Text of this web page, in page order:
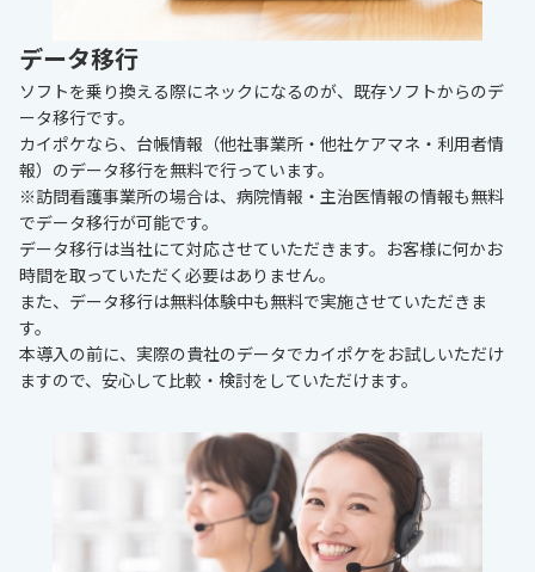
データ移行
ソフトを乗り換える際にネックになるのが、既存ソフトからのデ
ータ移行です。
カイポケなら、台帳情報（他社事業所・他社ケアマネ・利用者情
報）のデータ移行を無料で行っています。
※訪問看護事業所の場合は、病院情報・主治医情報の情報も無料
でデータ移行が可能です。
データ移行は当社にて対応させていただきます。お客様に何かお
時間を取っていただく必要はありません。
また、データ移行は無料体験中も無料で実施させていただきま
す。
本導入の前に、実際の貴社のデータでカイポケをお試しいただけ
ますので、安心して比較・検討をしていただけます。